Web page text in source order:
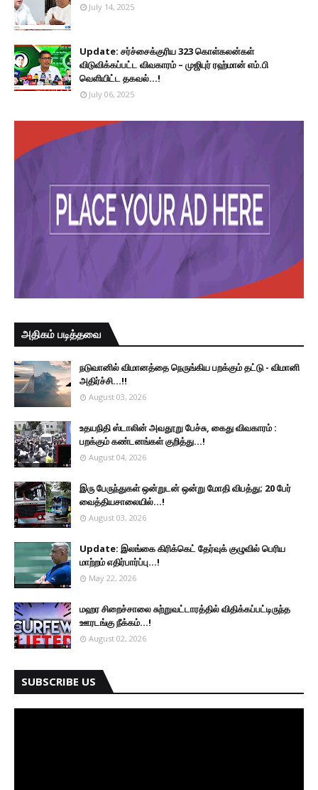
July 14, 2025
Update: சர்ச்சைக்குரிய 323 கொள்கலன்கள்
விடுவிக்கப்பட்ட விவகாரம் – முஜிபுர் ரஹ்மான் எம்.பி
வெளியிட்ட தகவல்...!
July 06, 2025
அதிகம் படித்தவை
நடுவானில் விமானத்தை நெருங்கிய பறக்கும் தட்டு - விமானி
அதிர்ச்சி...!!
August 03, 2026
உதயநிதி ஸ்டாலின் அவதூறு பேச்சு, கைது விவகாரம் :
பறக்கும் கண்டனங்கள் குறித்து...!
August 04, 2026
இரு ப‍ேருந்துகள் ஒன்றுடன் ஒன்று மோதி விபத்து; 20 பேர்
வைத்தியசாலையில்...!
August 03, 2026
Update: இலங்கை கிரிக்கெட் தேர்வுக் குழுவில் பெரிய
மாற்றம் எதிர்பார்ப்பு...!
May 22, 2026
மஹர சிறைச்சாலை சுற்றுவட்டாரத்தில் விதிக்கப்பட்டிருந்த
ஊரடங்கு நீக்கம்...!
August 02, 2026
SUBSCRIBE US